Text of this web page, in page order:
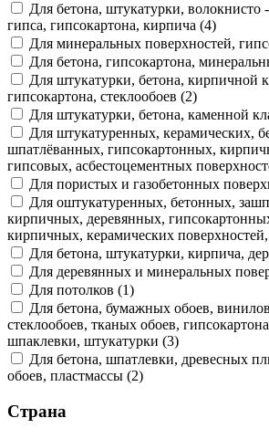
Для бетона, штукатурки, волокнисто
гипса, гипсокартона, кирпича (4)
Для минеральных поверхностей,
Для бетона, гипсокартона,
Для штукатурки, бетона, кирпичной
гипсокартона, стеклообоев (2)
Для штукатурки, бетона, каменной
Для штукатуренных, керамических,
шпатлёванных, гипсокартонных,
гипсовых, асбестоцементных
Для пористых и газобетонных
Для оштукатуренных, бетонных,
кирпичных, деревянных,
кирпичных, керамических
Для бетона, штукатурки, кирпича,
Для деревянных и минеральных
Для потолков (1)
Для бетона, бумажных обоев,
стеклообоев, тканых обоев,
шпаклевки, штукатурки (3)
Для бетона, шпатлевки, древесных
обоев, пластмассы (2)
Страна